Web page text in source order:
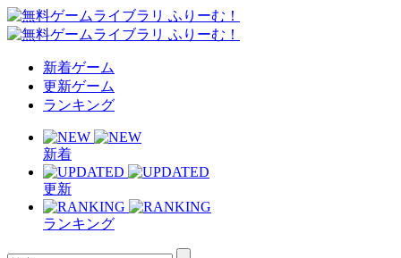
新着ゲーム
更新ゲーム
ランキング
新着
更新
ランキング